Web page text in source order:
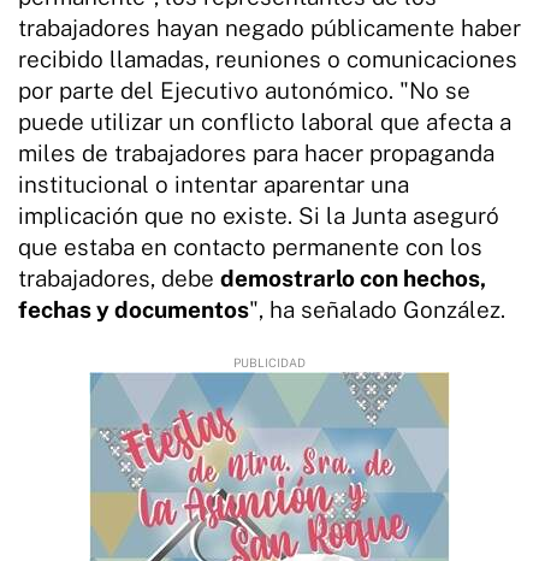
trabajadores hayan negado públicamente haber
recibido llamadas, reuniones o comunicaciones
por parte del Ejecutivo autonómico. "No se
puede utilizar un conflicto laboral que afecta a
miles de trabajadores para hacer propaganda
institucional o intentar aparentar una
implicación que no existe. Si la Junta aseguró
que estaba en contacto permanente con los
trabajadores, debe demostrarlo con hechos,
fechas y documentos", ha señalado González.